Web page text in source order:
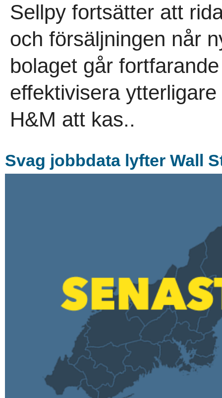
Sellpy fortsätter att
och försäljningen når
bolaget går
effektivisera
H&M att kas..
Svag jobbdata lyfter Wall